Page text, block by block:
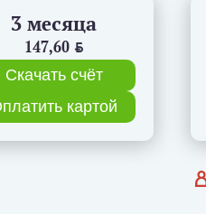
3 месяца
147,60 BYN
Скачать счёт
картой